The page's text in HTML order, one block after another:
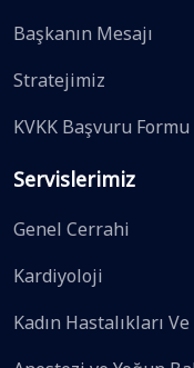
Başkanın Mesajı
Stratejimiz
KVKK Başvuru Formu
Servislerimiz
Genel Cerrahi
Kardiyoloji
Kadın Hastalıkları